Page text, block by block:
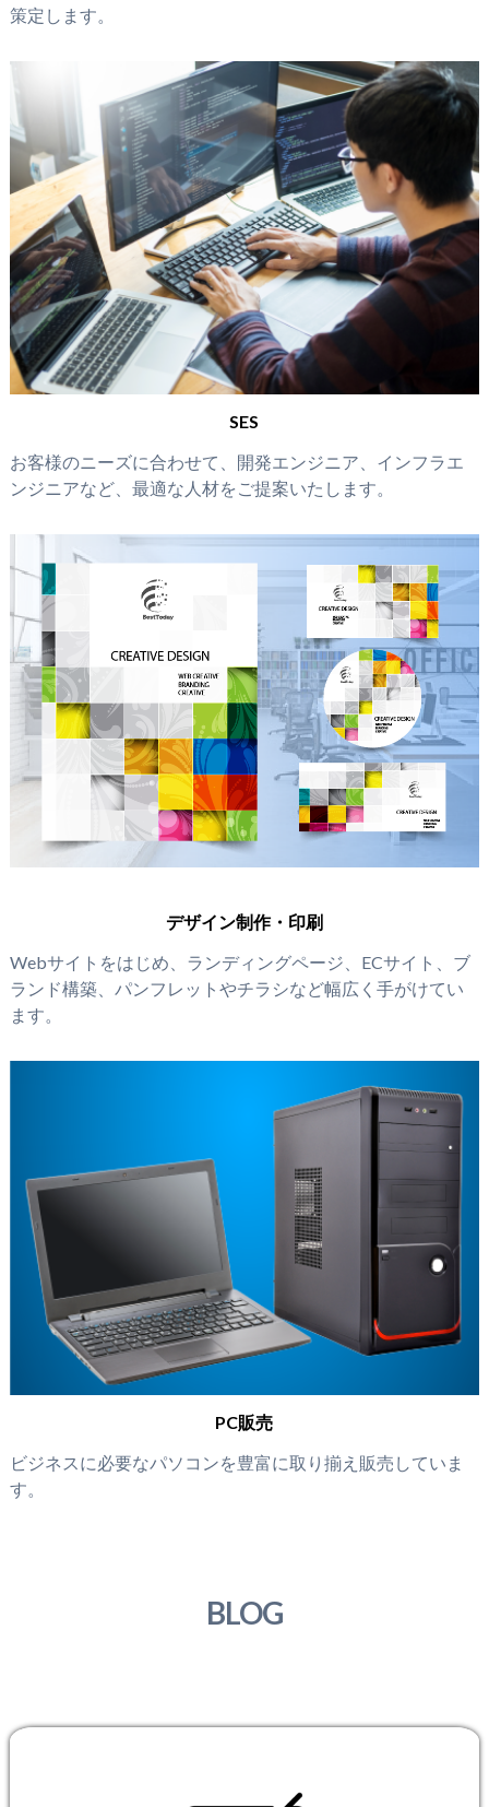
策定します。
SES
お客様のニーズに合わせて、開発エンジニア、インフラエ
ンジニアなど、最適な人材をご提案いたします。
デザイン制作・印刷
Webサイトをはじめ、ランディングページ、ECサイト、ブ
ランド構築、パンフレットやチラシなど幅広く手がけてい
ます。
PC販売
ビジネスに必要なパソコンを豊富に取り揃え販売していま
す。
BLOG